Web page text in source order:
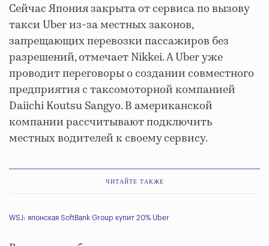
Сейчас Япония закрыта от сервиса по вызову
такси Uber из-за местных законов,
запрещающих перевозки пассажиров без
разрешений, отмечает Nikkei. А Uber уже
проводит переговоры о создании совместного
предприятия с таксомоторной компанией
Daiichi Koutsu Sangyo. В американской
компании рассчитывают подключить
местных водителей к своему сервису.
ЧИТАЙТЕ ТАКЖЕ
WSJ: японская SoftBank Group купит 20% Uber